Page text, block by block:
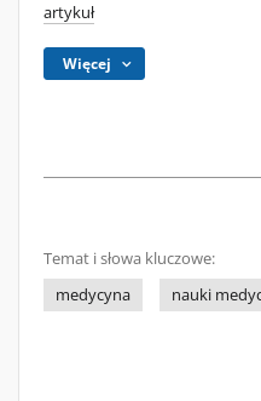
artykuł
Więcej
Temat i słowa kluczowe:
medycyna
nauki